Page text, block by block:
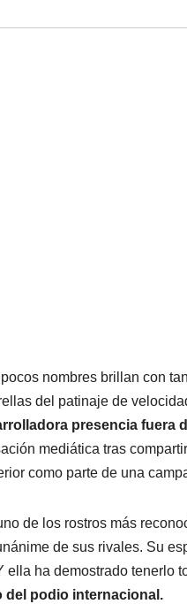
nombres brillan con
del patinaje de
presencia fuera
mediática tras
como parte de una
de los rostros más
de sus rivales. Su
ha demostrado tenerlo
del podio internacional.